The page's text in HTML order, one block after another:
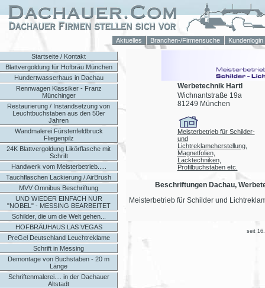
Aktuelles Branchen-/Firmensuche Kundenlogin
Startseite / Kontakt
Blattvergoldung für Hofbräu München
Hundertwasserhaus in Dachau
Rennwagen Klassiker - Franz
Münchinger
Restaurierung / Instandsetzung von
Leuchtbuchstaben aus den 50er
Jahren
Wandmalerei Fürstenfeldbruck
Fliegenpilz
24K Blattvergoldung Likörflasche mit
Schrift
Handwerk vom Meisterbetrieb.....
Tauchflaschen Lackierung / AirBrush
MVV Omnibus Beschriftung
UND WIEDER EINFACH NUR
"NOBEL" - MESSING BEARBEITET
Schilder, die um die Welt gehen...
HOFBRÄUHAUS LAS VEGAS
PreGel Deutschland Leuchtreklame
Schrift in Messing
Demontage von Buchstaben - 20 m
Länge
Schriftenmalerei.... in der Dachauer
Altstadt
Werbetechnik Hartl
Wichnantstraße 19a
81249 München
Meisterbetrieb für Schilder-
und
Lichtreklameherstellung,
Magnetfolien,
Lacktechniken,
Profilbuchstaben etc.
Beschriftungen Dachau,
Meisterbetrieb für Schilder und
seit